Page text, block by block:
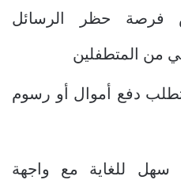
فرصة حظر الرسائل
دفع أموال أو رسوم
سهل للغاية مع واجهة